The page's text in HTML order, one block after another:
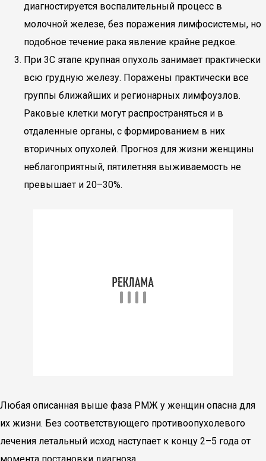
диагностируется воспалительный процесс в
молочной железе, без поражения лимфосистемы, но
подобное течение рака явление крайне редкое.
При 3С этапе крупная опухоль занимает практически
всю грудную железу. Поражены практически все
группы ближайших и регионарных лимфоузлов.
Раковые клетки могут распространяться и в
отдаленные органы, с формированием в них
вторичных опухолей. Прогноз для жизни женщины
неблагоприятный, пятилетняя выживаемость не
превышает и 20–30%.
Любая описанная выше фаза РМЖ у женщин опасна для
их жизни. Без соответствующего противоопухолевого
лечения летальный исход наступает к концу 2–5 года от